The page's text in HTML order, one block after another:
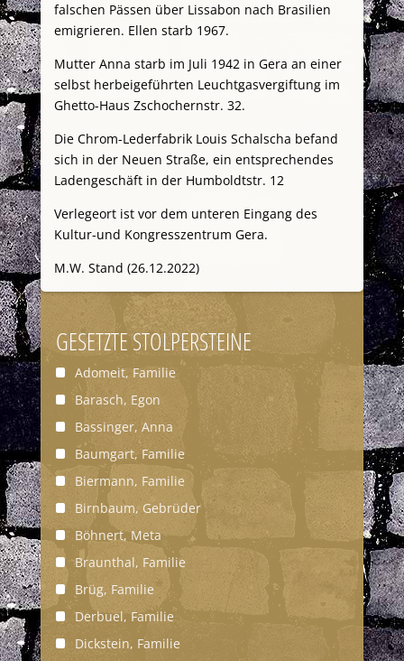
falschen Pässen über Lissabon nach Brasilien
emigrieren. Ellen starb 1967.
Mutter Anna starb im Juli 1942 in Gera an einer
selbst herbeigeführten Leuchtgasvergiftung im
Ghetto-Haus Zschochernstr. 32.
Die Chrom-Lederfabrik Louis Schalscha befand
sich in der Neuen Straße, ein entsprechendes
Ladengeschäft in der Humboldtstr. 12
Verlegeort ist vor dem unteren Eingang des
Kultur-und Kongresszentrum Gera.
M.W. Stand (26.12.2022)
GESETZTE STOLPERSTEINE
Adomeit, Familie
Barasch, Egon
Bassinger, Anna
Baumgart, Familie
Biermann, Familie
Birnbaum, Gebrüder
Böhnert, Meta
Braunthal, Familie
Brüg, Familie
Derbuel, Familie
Dickstein, Familie